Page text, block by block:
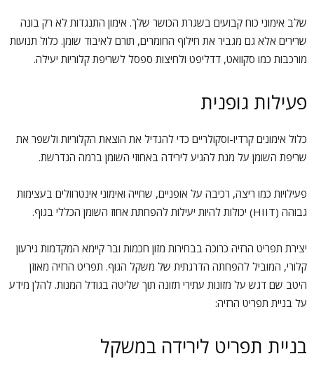
שלב אימוני כוח קבועים בשגרת הכושר שלך. אימון התנגדות לא רק בונה
שרירים אלא גם מגביר את חילוף החומרים, תורם לאיבוד שומן. כלול תנועות
מורכבות כמו סקוואט, דדליפט ולחיצות ספסל לשריפת קלוריות יעילה.
פעילות גופנית
כלול אימונים קרדיו-וסקולריים כדי להגדיל את הוצאת הקלוריות ולשפר את
שריפת השומן על מנת להגיע לירידה באחוזי השומן ברמה הנדרשת.
פעילויות כמו ריצה, רכיבה על אופניים, שחייה ואימוני אינטרוולים בעצימות
גבוהה (HIIT) יכולות להיות יעילות להפחתת אחוז השומן הכללי בגוף.
יצירת תפריט הרזיה כרוכה בבחירות מזון חכמות ובר קיימא המקדמות גירעון
קלורי, המוביל להפחתה הדרגתית של משקל הגוף. תפריט הרזיה מאוזן
היטב שם דגש על מזונות עתירי תזונה תוך שליטה בגודל המנות. להלן מידע
על בניית תפריט הרזיה:
בניית תפריט לירידה במשקל